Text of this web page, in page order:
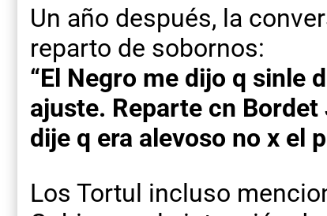
Un año después, la
reparto de sobornos:
“El Negro me dijo q sinle
ajuste. Reparte cn
dije q era alevoso no x el
Los Tortul incluso